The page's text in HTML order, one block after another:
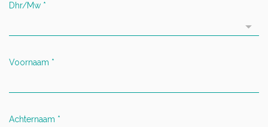
Dhr/Mw *
Voornaam *
Achternaam *